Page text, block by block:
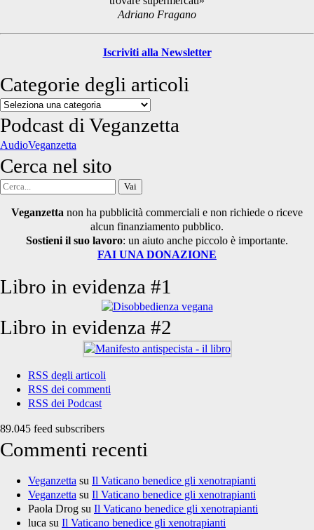
Adriano Fragano
Iscriviti alla Newsletter
Categorie degli articoli
Categorie
degli
articoli
Podcast di Veganzetta
AudioVeganzetta
Cerca nel sito
Cerca
Veganzetta non ha pubblicità commerciali e non richiede o riceve
alcun finanziamento pubblico.
Sostieni il suo lavoro: un aiuto anche piccolo è importante.
FAI UNA DONAZIONE
Libro in evidenza #1
Libro in evidenza #2
RSS degli articoli
RSS dei commenti
RSS dei Podcast
89.045 feed subscribers
Commenti recenti
Veganzetta su Il Vaticano benedice gli xenotrapianti
Veganzetta su Il Vaticano benedice gli xenotrapianti
Paola Drog su Il Vaticano benedice gli xenotrapianti
luca su Il Vaticano benedice gli xenotrapianti